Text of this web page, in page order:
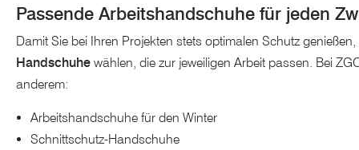
Passende Arbeitshandschuhe für jeden
Damit Sie bei Ihren Projekten stets optimalen Schutz genießen,
Handschuhe wählen, die zur jeweiligen Arbeit passen. Bei
anderem:
Arbeitshandschuhe für den Winter
Schnittschutz-Handschuhe